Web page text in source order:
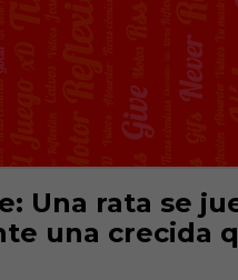
Una rata se
una crecida